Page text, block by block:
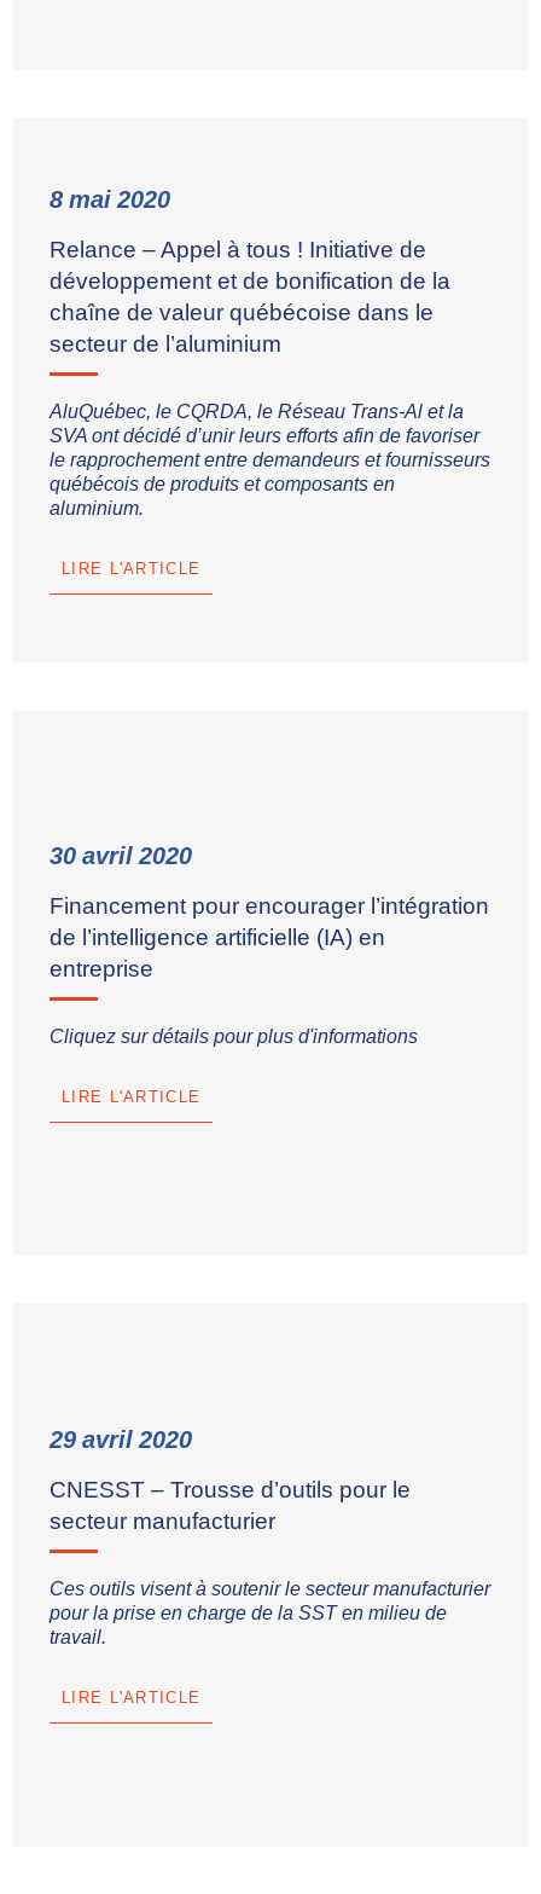
8 mai 2020
Relance – Appel à tous ! Initiative de
développement et de bonification de la
chaîne de valeur québécoise dans le
secteur de l’aluminium
AluQuébec, le CQRDA, le Réseau Trans-Al et la
SVA ont décidé d’unir leurs efforts afin de favoriser
le rapprochement entre demandeurs et fournisseurs
québécois de produits et composants en
aluminium.
LIRE L'ARTICLE
30 avril 2020
Financement pour encourager l’intégration
de l’intelligence artificielle (IA) en
entreprise
Cliquez sur détails pour plus d'informations
LIRE L'ARTICLE
29 avril 2020
CNESST – Trousse d’outils pour le
secteur manufacturier
Ces outils visent à soutenir le secteur manufacturier
pour la prise en charge de la SST en milieu de
travail.
LIRE L'ARTICLE